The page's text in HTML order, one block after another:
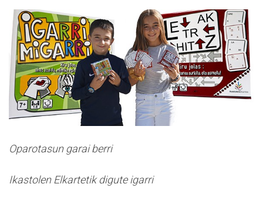
Oparotasun garai berri
Ikastolen Elkartetik digute igarri